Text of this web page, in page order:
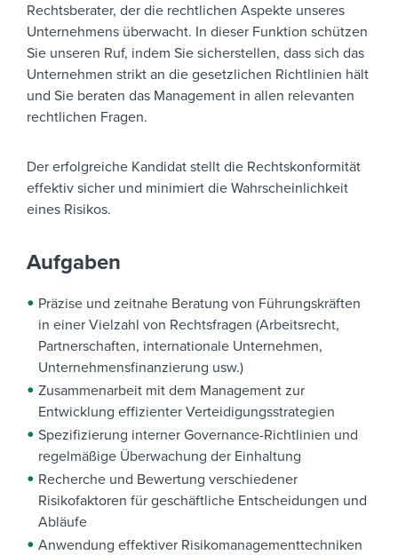
Rechtsberater, der die rechtlichen Aspekte unseres
Unternehmens überwacht. In dieser Funktion schützen
Sie unseren Ruf, indem Sie sicherstellen, dass sich das
Unternehmen strikt an die gesetzlichen Richtlinien hält
und Sie beraten das Management in allen relevanten
rechtlichen Fragen.
Der erfolgreiche Kandidat stellt die Rechtskonformität
effektiv sicher und minimiert die Wahrscheinlichkeit
eines Risikos.
Aufgaben
Präzise und zeitnahe Beratung von Führungskräften
in einer Vielzahl von Rechtsfragen (Arbeitsrecht,
Partnerschaften, internationale Unternehmen,
Unternehmensfinanzierung usw.)
Zusammenarbeit mit dem Management zur
Entwicklung effizienter Verteidigungsstrategien
Spezifizierung interner Governance-Richtlinien und
regelmäßige Überwachung der Einhaltung
Recherche und Bewertung verschiedener
Risikofaktoren für geschäftliche Entscheidungen und
Abläufe
Anwendung effektiver Risikomanagementtechniken